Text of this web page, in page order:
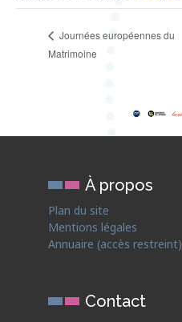
Journées européennes du
Matrimoine
À propos
Plan du site
Mentions légales
Annuaire (accès restreint)
Contact